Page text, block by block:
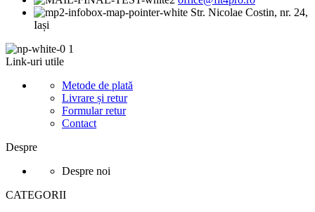
Str. Nicolae Costin, nr. 24,
Iași
Link-uri utile
Metode de plată
Livrare și retur
Formular retur
Contact
Despre
Despre noi
CATEGORII